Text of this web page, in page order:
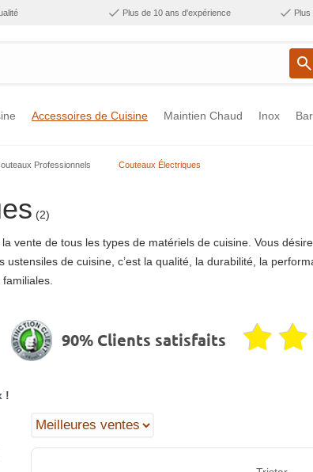
Plus de 10 ans d'expérience Plus
Accessoires de Cuisine Maintien Chaud Inox
Professionnels Couteaux Électriques
(2)
vente de tous les types de matériels de cuisine. Vous
de cuisine, c’est la qualité, la durabilité, la
90% Clients satisfaits
!